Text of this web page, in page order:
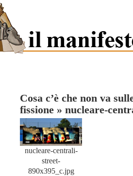
Cosa c’è che non va
fissione » nucleare-
nucleare-centrali-
street-
890x395_c.jpg